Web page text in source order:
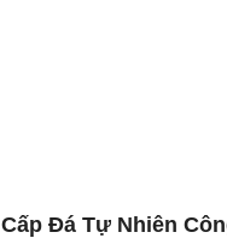
Cấp Đá Tự Nhiên